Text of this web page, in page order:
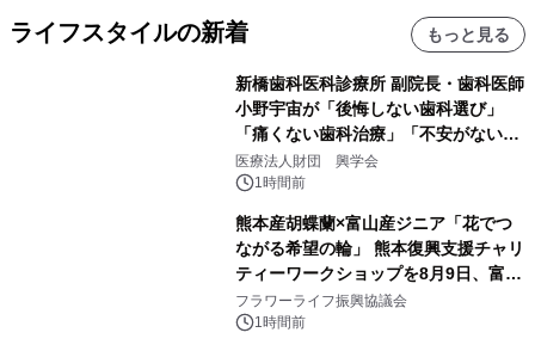
ライフスタイルの新着 もっと見る
新橋歯科医科診療所 副院長・歯科医師
小野宇宙が「後悔しない歯科選び」
「痛くない歯科治療」「不安がない治
療計画」をテーマに専門監修
医療法人財団 興学会
1時間前
熊本産胡蝶蘭×富山産ジニア「花でつ
ながる希望の輪」 熊本復興支援チャリ
ティーワークショップを8月9日、富
山・射水で開催
フラワーライフ振興協議会
1時間前